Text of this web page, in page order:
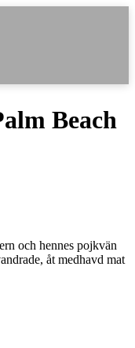
Beach
och hennes pojkvän
åt medhavd mat